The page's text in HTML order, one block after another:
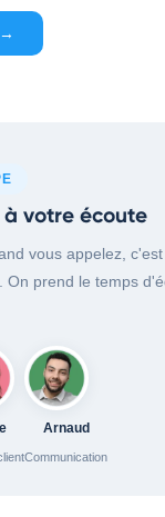
votre écoute
vous appelez,
On prend le temps
Arnaud
Communication